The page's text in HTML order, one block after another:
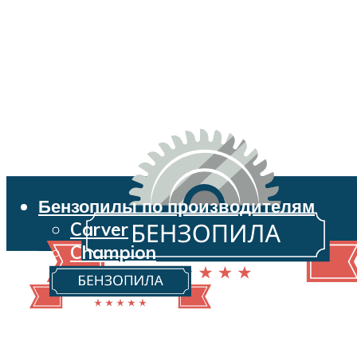
Бензопилы по производителям
Carver
Champion
Echo
Husqvarna